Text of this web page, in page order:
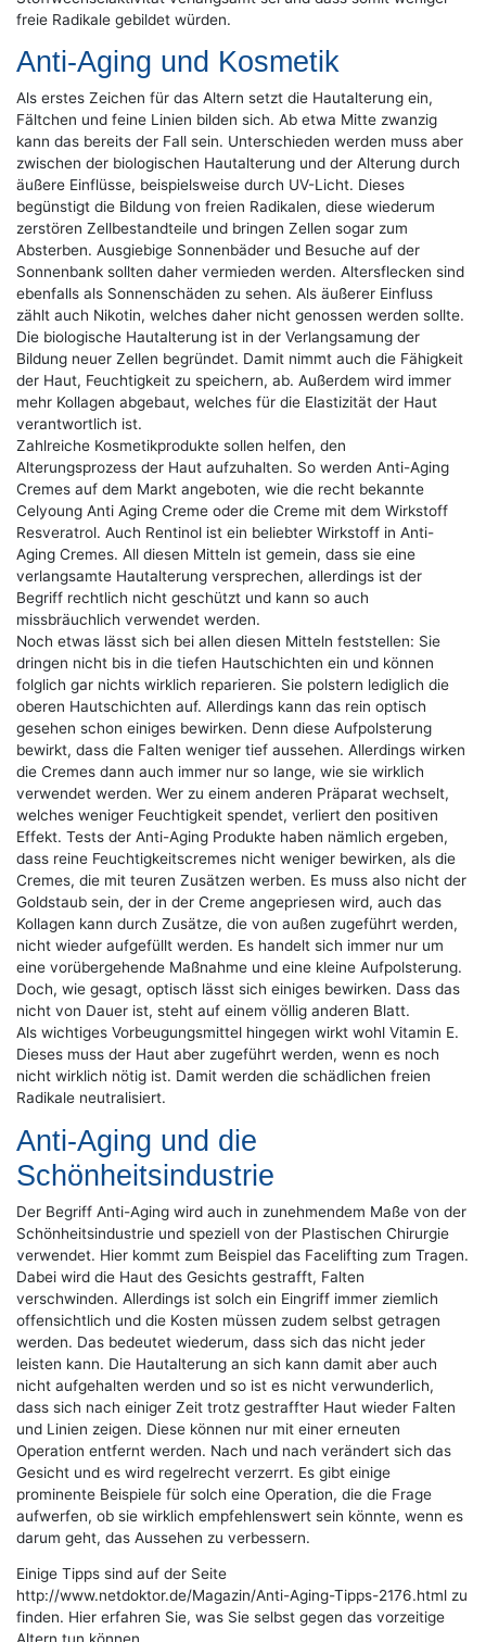
freie Radikale gebildet würden.
Anti-Aging und Kosmetik
Als erstes Zeichen für das Altern setzt die Hautalterung ein,
Fältchen und feine Linien bilden sich. Ab etwa Mitte zwanzig
kann das bereits der Fall sein. Unterschieden werden muss aber
zwischen der biologischen Hautalterung und der Alterung durch
äußere Einflüsse, beispielsweise durch UV-Licht. Dieses
begünstigt die Bildung von freien Radikalen, diese wiederum
zerstören Zellbestandteile und bringen Zellen sogar zum
Absterben. Ausgiebige Sonnenbäder und Besuche auf der
Sonnenbank sollten daher vermieden werden. Altersflecken sind
ebenfalls als Sonnenschäden zu sehen. Als äußerer Einfluss
zählt auch Nikotin, welches daher nicht genossen werden sollte.
Die biologische Hautalterung ist in der Verlangsamung der
Bildung neuer Zellen begründet. Damit nimmt auch die Fähigkeit
der Haut, Feuchtigkeit zu speichern, ab. Außerdem wird immer
mehr Kollagen abgebaut, welches für die Elastizität der Haut
verantwortlich ist.
Zahlreiche Kosmetikprodukte sollen helfen, den
Alterungsprozess der Haut aufzuhalten. So werden Anti-Aging
Cremes auf dem Markt angeboten, wie die recht bekannte
Celyoung Anti Aging Creme oder die Creme mit dem Wirkstoff
Resveratrol. Auch Rentinol ist ein beliebter Wirkstoff in Anti-
Aging Cremes. All diesen Mitteln ist gemein, dass sie eine
verlangsamte Hautalterung versprechen, allerdings ist der
Begriff rechtlich nicht geschützt und kann so auch
missbräuchlich verwendet werden.
Noch etwas lässt sich bei allen diesen Mitteln feststellen: Sie
dringen nicht bis in die tiefen Hautschichten ein und können
folglich gar nichts wirklich reparieren. Sie polstern lediglich die
oberen Hautschichten auf. Allerdings kann das rein optisch
gesehen schon einiges bewirken. Denn diese Aufpolsterung
bewirkt, dass die Falten weniger tief aussehen. Allerdings wirken
die Cremes dann auch immer nur so lange, wie sie wirklich
verwendet werden. Wer zu einem anderen Präparat wechselt,
welches weniger Feuchtigkeit spendet, verliert den positiven
Effekt. Tests der Anti-Aging Produkte haben nämlich ergeben,
dass reine Feuchtigkeitscremes nicht weniger bewirken, als die
Cremes, die mit teuren Zusätzen werben. Es muss also nicht der
Goldstaub sein, der in der Creme angepriesen wird, auch das
Kollagen kann durch Zusätze, die von außen zugeführt werden,
nicht wieder aufgefüllt werden. Es handelt sich immer nur um
eine vorübergehende Maßnahme und eine kleine Aufpolsterung.
Doch, wie gesagt, optisch lässt sich einiges bewirken. Dass das
nicht von Dauer ist, steht auf einem völlig anderen Blatt.
Als wichtiges Vorbeugungsmittel hingegen wirkt wohl Vitamin E.
Dieses muss der Haut aber zugeführt werden, wenn es noch
nicht wirklich nötig ist. Damit werden die schädlichen freien
Radikale neutralisiert.
Anti-Aging und die
Schönheitsindustrie
Der Begriff Anti-Aging wird auch in zunehmendem Maße von der
Schönheitsindustrie und speziell von der Plastischen Chirurgie
verwendet. Hier kommt zum Beispiel das Facelifting zum Tragen.
Dabei wird die Haut des Gesichts gestrafft, Falten
verschwinden. Allerdings ist solch ein Eingriff immer ziemlich
offensichtlich und die Kosten müssen zudem selbst getragen
werden. Das bedeutet wiederum, dass sich das nicht jeder
leisten kann. Die Hautalterung an sich kann damit aber auch
nicht aufgehalten werden und so ist es nicht verwunderlich,
dass sich nach einiger Zeit trotz gestraffter Haut wieder Falten
und Linien zeigen. Diese können nur mit einer erneuten
Operation entfernt werden. Nach und nach verändert sich das
Gesicht und es wird regelrecht verzerrt. Es gibt einige
prominente Beispiele für solch eine Operation, die die Frage
aufwerfen, ob sie wirklich empfehlenswert sein könnte, wenn es
darum geht, das Aussehen zu verbessern.
Einige Tipps sind auf der Seite
http://www.netdoktor.de/Magazin/Anti-Aging-Tipps-2176.html zu
finden. Hier erfahren Sie, was Sie selbst gegen das vorzeitige